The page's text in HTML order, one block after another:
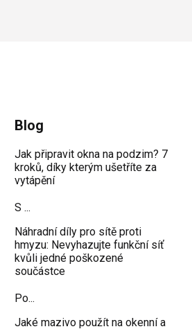
Blog
Jak připravit okna na podzim? 7
kroků, díky kterým ušetříte za
vytápění
S ...
Náhradní díly pro sítě proti
hmyzu: Nevyhazujte funkční síť
kvůli jedné poškozené
součástce
Po...
Jaké mazivo použít na okenní a